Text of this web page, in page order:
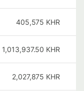
405,575 KHR
1,013,937.50 KHR
2,027,875 KHR